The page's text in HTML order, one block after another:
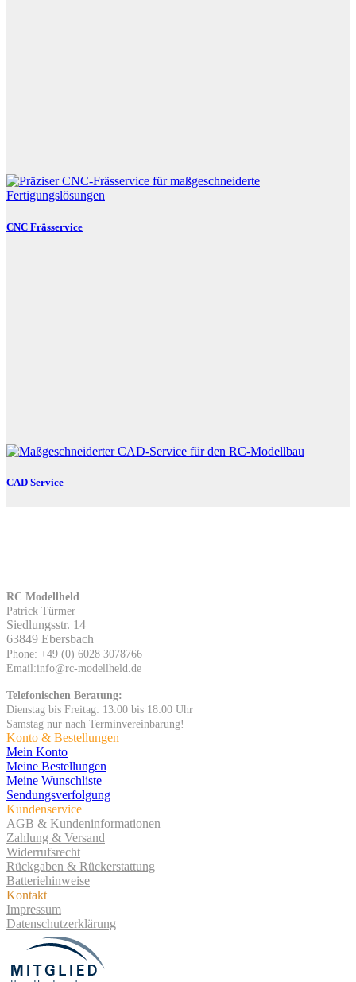
CNC Frässervice
CAD Service
RC Modellheld
Patrick Türmer
Siedlungsstr. 14
63849 Ebersbach
Phone: +49 (0) 6028 3078766
Email:info@rc-modellheld.de
Telefonischen Beratung:
Dienstag bis Freitag: 13:00 bis 18:00 Uhr
Samstag nur nach Terminvereinbarung!
Konto & Bestellungen
Mein Konto
Meine Bestellungen
Meine Wunschliste
Sendungsverfolgung
Kundenservice
AGB & Kundeninformationen
Zahlung & Versand
Widerrufsrecht
Rückgaben & Rückerstattung
Batteriehinweise
Kontakt
Impressum
Datenschutzerklärung